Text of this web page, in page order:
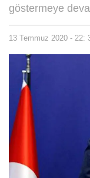
göstermeye
13 Temmuz 2020 - 22: